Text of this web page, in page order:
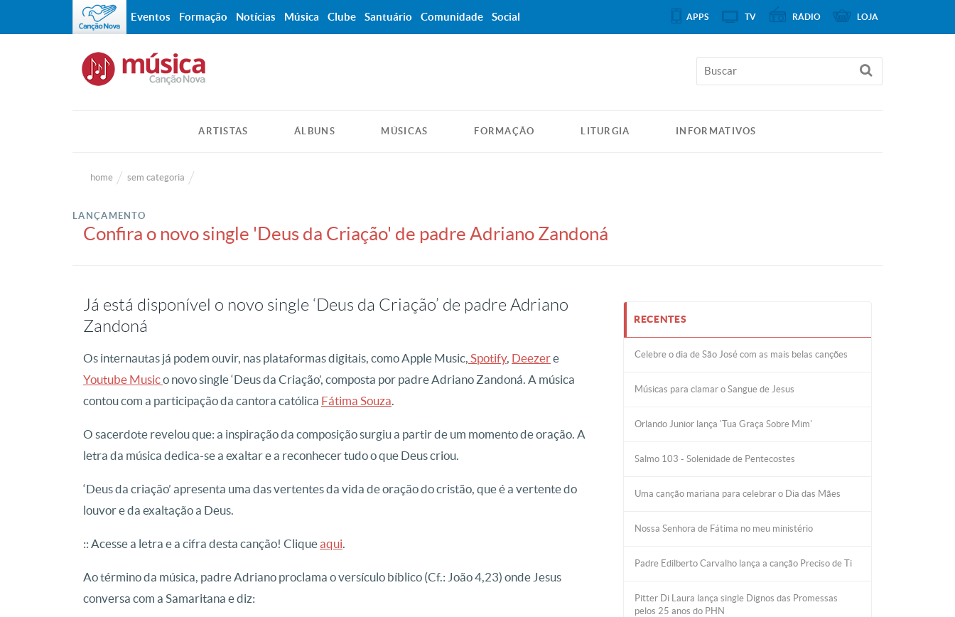
ARTISTAS ÁLBUNS MÚSICAS FORMAÇÃO LITURGIA INFORMATIVOS
home sem categoria
LANÇAMENTO
Confira o novo single 'Deus da Criação' de padre Adriano Zandoná
Já está disponível o novo single ‘Deus da Criação’ de padre Adriano
Zandoná
Os internautas já podem ouvir, nas plataformas digitais, como Apple Music, Spotify, Deezere
Youtube Musico novo single ‘Deus da Criação’, composta por padre Adriano Zandoná. A música
contou com a participação da cantora católica Fátima Souza.
O sacerdote revelou que: a inspiração da composição surgiu a partir de um momento de oração. A
letra da música dedica-se a exaltar e a reconhecer tudo o que Deus criou.
‘Deus da criação’ apresenta uma das vertentes da vida de oração do cristão, que é a vertente do
louvor e da exaltação a Deus.
:: Acesse a letra e a cifra desta canção! Cliqueaqui.
Ao término da música, padre Adriano proclama o versículo bíblico (Cf.: João 4,23) onde Jesus
conversa com a Samaritana e diz:
RECENTES
Celebre o dia de São José com as mais belas canções
Músicas para clamar o Sangue de Jesus
Orlando Junior lança 'Tua Graça Sobre Mim'
Salmo 103 - Solenidade de Pentecostes
Uma canção mariana para celebrar o Dia das Mães
Nossa Senhora de Fátima no meu ministério
Padre Edilberto Carvalho lança a canção Preciso de Ti
Pitter Di Laura lança single Dignos das Promessas
pelos 25 anos do PHN
Eventos Formação Notícias Música Clube Santuário Comunidade Social APPS TV RÁDIO LOJA